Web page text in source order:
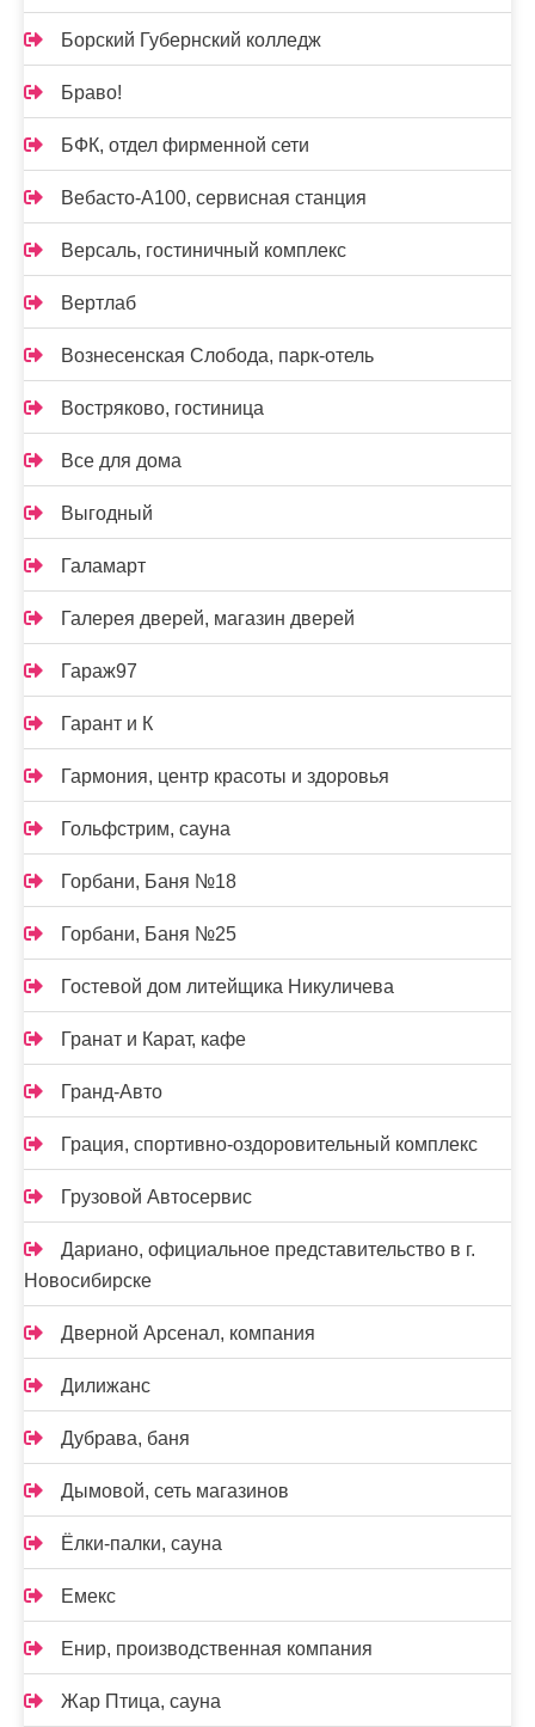
Борский Губернский колледж
Браво!
БФК, отдел фирменной сети
Вебасто-А100, сервисная станция
Версаль, гостиничный комплекс
Вертлаб
Вознесенская Слобода, парк-отель
Востряково, гостиница
Все для дома
Выгодный
Галамарт
Галерея дверей, магазин дверей
Гараж97
Гарант и К
Гармония, центр красоты и здоровья
Гольфстрим, сауна
Горбани, Баня №18
Горбани, Баня №25
Гостевой дом литейщика Никуличева
Гранат и Карат, кафе
Гранд-Авто
Грация, спортивно-оздоровительный комплекс
Грузовой Автосервис
Дариано, официальное представительство в г.
Новосибирске
Дверной Арсенал, компания
Дилижанс
Дубрава, баня
Дымовой, сеть магазинов
Ёлки-палки, сауна
Емекс
Енир, производственная компания
Жар Птица, сауна